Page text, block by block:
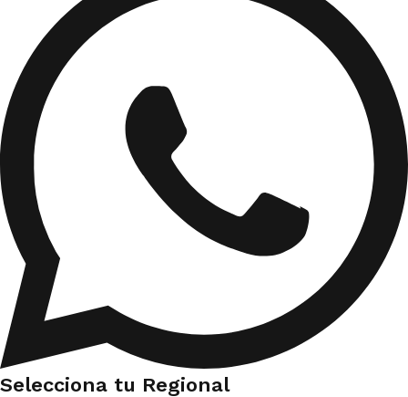
Selecciona tu Regional